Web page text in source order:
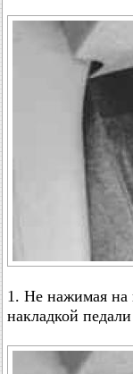
1. Не нажимая на
накладкой